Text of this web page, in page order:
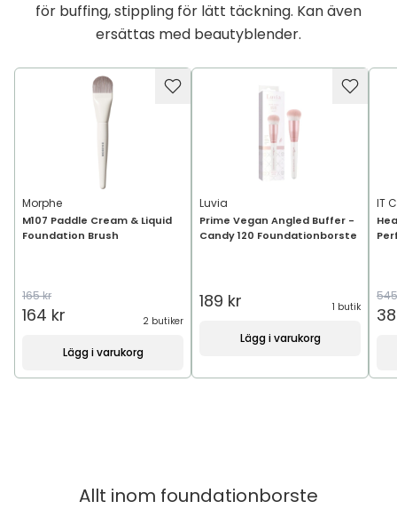
för buffing, stippling för lätt täckning. Kan även
ersättas med beautyblender.
Morphe
M107 Paddle Cream & Liquid
Foundation Brush
165 kr
164 kr 2 butiker
Lägg i varukorg
Luvia
Prime Vegan Angled Buffer -
Candy 120 Foundationborste
189 kr 1 butik
Lägg i varukorg
IT
Allt inom foundationborste